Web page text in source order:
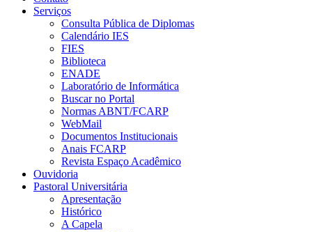
Serviços
Consulta Pública de Diplomas
Calendário IES
FIES
Biblioteca
ENADE
Laboratório de Informática
Buscar no Portal
Normas ABNT/FCARP
WebMail
Documentos Institucionais
Anais FCARP
Revista Espaço Acadêmico
Ouvidoria
Pastoral Universitária
Apresentação
Histórico
A Capela